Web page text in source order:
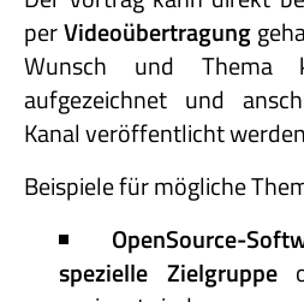
perVideoübertragung
Wunsch und Thema
aufgezeichnet und
Kanal veröffentlicht
Beispiele für mögliche
OpenSource-
spezielle Zielgruppe